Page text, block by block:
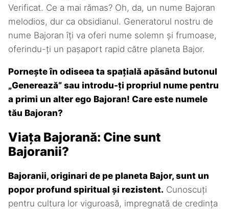
Verificat. Ce a mai rămas? Oh, da, un nume Bajoran
melodios, dur ca obsidianul. Generatorul nostru de
nume Bajoran îți va oferi nume solemn și frumoase,
oferindu-ți un pașaport rapid către planeta Bajor.
Pornește în odiseea ta spațială apăsând butonul
„Generează” sau introdu-ți propriul nume pentru
a primi un alter ego Bajoran! Care este numele
tău Bajoran?
Viața Bajorană: Cine sunt
Bajoranii?
Bajoranii, originari de pe planeta Bajor, sunt un
popor profund spiritual și rezistent. Cunoscuți
pentru cultura lor viguroasă, impregnată de credința